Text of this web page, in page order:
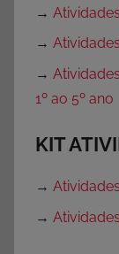
a
s
p
r
m
→
→
→
1º ao 5º ano
KIT
→
→